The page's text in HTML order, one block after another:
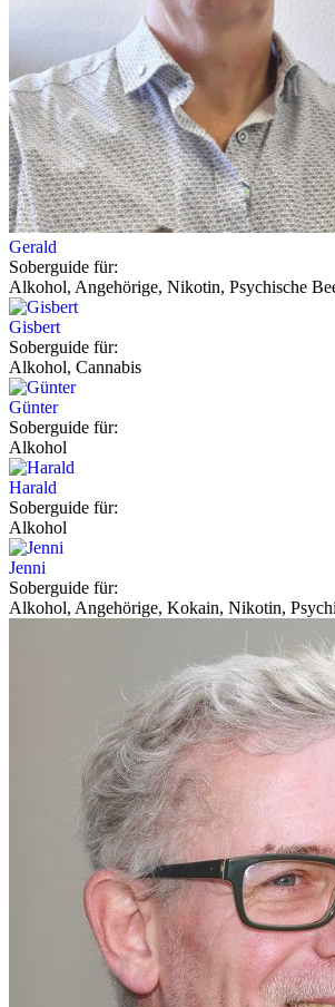
Gerald
Soberguide für:
Alkohol, Angehörige, Nikotin, Psychische
Gisbert
Soberguide für:
Alkohol, Cannabis
Günter
Soberguide für:
Alkohol
Harald
Soberguide für:
Alkohol
Jenni
Soberguide für:
Alkohol, Angehörige, Kokain, Nikotin,